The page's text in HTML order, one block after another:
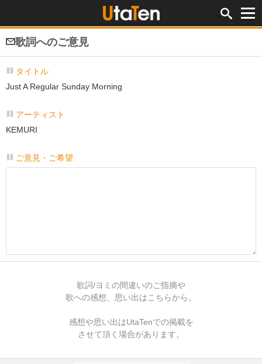
歌詞へのご意見
タイトル
Just A Regular Sunday Morning
アーティスト
KEMURI
ご意見・ご希望
歌詞/ヨミの間違いのご指摘や
歌への感想、思い出はこちらから。
感想や思い出はUtaTenでの掲載を
させて頂く場合があります。